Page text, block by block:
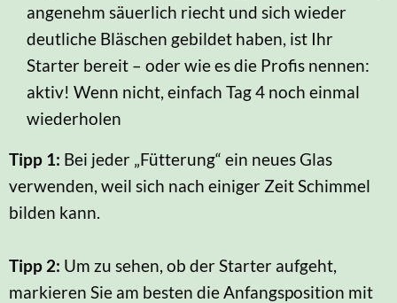
angenehm säuerlich riecht und sich wieder
deutliche Bläschen gebildet haben, ist Ihr
Starter bereit – oder wie es die Profis nennen:
aktiv! Wenn nicht, einfach Tag 4 noch einmal
wiederholen
Tipp 1: Bei jeder „Fütterung“ ein neues Glas
verwenden, weil sich nach einiger Zeit Schimmel
bilden kann.
Tipp 2: Um zu sehen, ob der Starter aufgeht,
markieren Sie am besten die Anfangsposition mit